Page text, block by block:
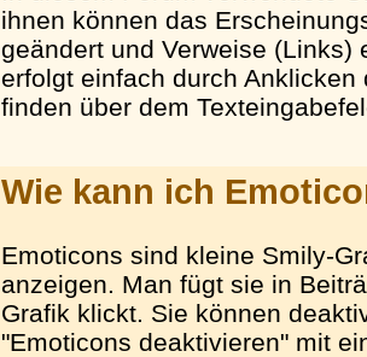
ihnen können das
geändert und Verweise (Links)
erfolgt einfach durch
finden über dem
Wie kann ich
Emoticons sind kleine Smily-
anzeigen. Man fügt sie in
Grafik klickt. Sie können
"Emoticons deaktivieren" mit